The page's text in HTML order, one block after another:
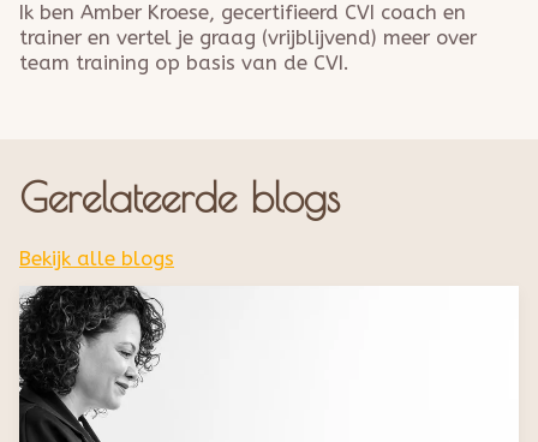
Ik ben Amber Kroese, gecertifieerd CVI coach en
trainer en vertel je graag (vrijblijvend) meer over
team training op basis van de CVI.
Gerelateerde blogs
Bekijk alle blogs